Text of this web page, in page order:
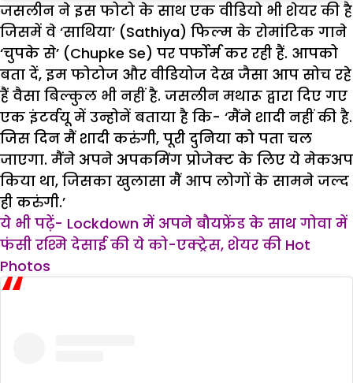
जसलीन ने इस फोटो के साथ एक वीडियो भी शेयर की है
जिसमें वे ‘साथिया’ (Sathiya) फिल्म के रोमांटिक गाने
‘चुपके से’ (Chupke Se) पर पर्फोर्म कर रही हैं. आपको
बता दें, इम फोटोज और वीडियोज देख जैसा आप सोच रहे
हैं वैसा बिल्कुल भी नहीं है. जसलीन मथारू द्वारा दिए गए
एक इंटर्वयू में उन्होनें बताया है कि- ‘मैंने शादी नहीं की है.
जिस दिन मैं शादी करुंगी, पूरी दुनिया को पता चल
जाएगा. मैंने अपने अपकमिंग प्रोजेक्ट के लिए ये मेकअप
किया था, जिसका खुलासा मैं आप लोगों के सामने जल्द
ही करुंगी.’
ये भी पढ़ें- Lockdown में अपने बौयफ्रेंड के साथ गोवा में
फंसी रश्मि देसाई की ये को-एक्ट्रेस, शेयर की Hot
Photos